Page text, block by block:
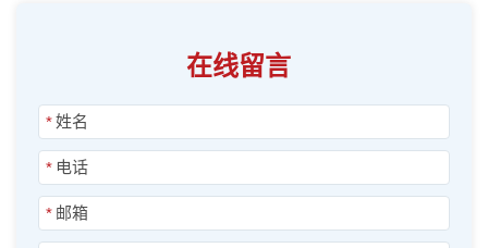
在线留言
*
*
*